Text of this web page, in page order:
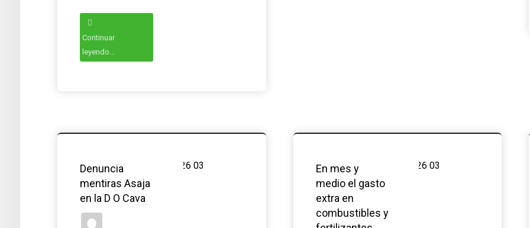
Continuar
leyendo...
Denuncia
mentiras Asaja
en la D O Cava
En mes y
medio el gasto
extra en
combustibles y